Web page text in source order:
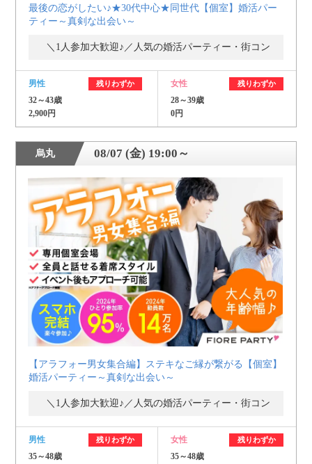
最後の恋がしたい♪★30代中心★同世代【個室】婚活パー
ティー～真剣な出会い～
＼1人参加大歓迎♪／人気の婚活パーティー・街コン
男性 残りわずか
32～43歳
2,900円
女性 残りわずか
28～39歳
0円
烏丸 08/07 (金) 19:00～
【アラフォー男女集合編】ステキなご縁が繋がる【個室】
婚活パーティー～真剣な出会い～
＼1人参加大歓迎♪／人気の婚活パーティー・街コン
男性 残りわずか
35～48歳
女性 残りわずか
35～48歳